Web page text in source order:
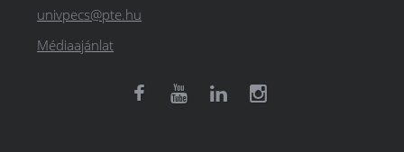
univpecs@pte.hu
Médiaajánlat